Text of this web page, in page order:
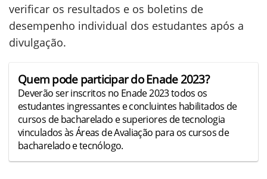
verificar os resultados e os boletins de
desempenho individual dos estudantes após a
divulgação.
Quem pode participar do Enade 2023?
Deverão ser inscritos no Enade 2023 todos os
estudantes ingressantes e concluintes habilitados de
cursos de bacharelado e superiores de tecnologia
vinculados às Áreas de Avaliação para os cursos de
bacharelado e tecnólogo.